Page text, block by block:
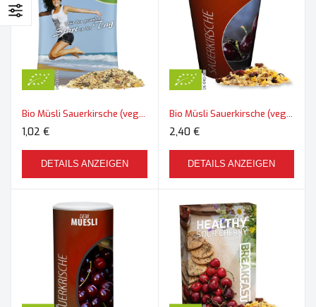
Bio Müsli Sauerkirsche (vegan), ca. 50g, Maxi-Tüte
1,02 €
DETAILS ANZEIGEN
Bio Müsli Sauerkirsche (vegan), ca. 50g, Snackbecher Maxi
2,40 €
DETAILS ANZEIGEN